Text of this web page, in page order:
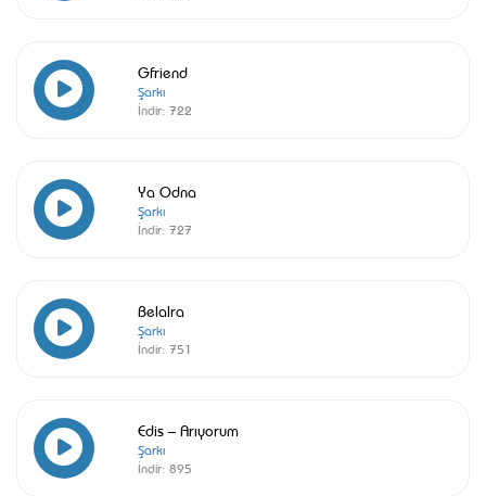
Gfriend
Şarkı
İndir: 722
Ya Odna
Şarkı
İndir: 727
Belalra
Şarkı
İndir: 751
Edis – Arıyorum
Şarkı
İndir: 895